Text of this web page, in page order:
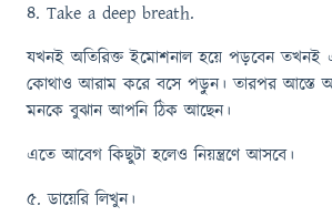
৪. Take a deep breath.
যখনই অতিরিক্ত ইমোশনাল হয়ে পড়বেন তখনই
কোথাও আরাম করে বসে পড়ুন। তারপর আস্তে
মনকে বুঝান আপনি ঠিক আছেন।
এতে আবেগ কিছুটা হলেও নিয়ন্ত্রণে আসবে।
৫. ডায়েরি লিখুন।